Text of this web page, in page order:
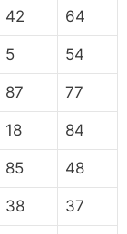
42 64
5 54
87 77
18 84
85 48
38 37